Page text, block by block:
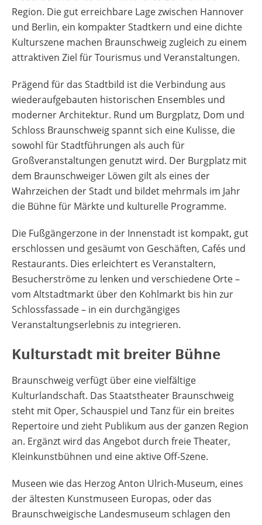
Veranstaltungserlebnis zu integrieren.
Kulturstadt mit breiter Bühne Braunschweig
verfügt über eine vielfältige
Kulturlandschaft. Das Staatstheater
und Tanz für ein breites Repertoire und zieht
Publikum aus der ganzen Region an. Ergänzt
wird das…
Region. Die gut erreichbare Lage zwischen Hannover
und Berlin, ein kompakter Stadtkern und eine dichte
Kulturszene machen Braunschweig zugleich zu einem
attraktiven Ziel für Tourismus und Veranstaltungen.
Prägend für das Stadtbild ist die Verbindung aus
wiederaufgebauten historischen Ensembles und
moderner Architektur. Rund um Burgplatz, Dom und
Schloss Braunschweig spannt sich eine Kulisse, die
sowohl für Stadtführungen als auch für
Großveranstaltungen genutzt wird. Der Burgplatz mit
dem Braunschweiger Löwen gilt als eines der
Wahrzeichen der Stadt und bildet mehrmals im Jahr
die Bühne für Märkte und kulturelle Programme.
Die Fußgängerzone in der Innenstadt ist kompakt, gut
erschlossen und gesäumt von Geschäften, Cafés und
Restaurants. Dies erleichtert es Veranstaltern,
Besucherströme zu lenken und verschiedene Orte –
vom Altstadtmarkt über den Kohlmarkt bis hin zur
Schlossfassade – in ein durchgängiges
Veranstaltungserlebnis zu integrieren.
Kulturstadt mit breiter Bühne
Braunschweig verfügt über eine vielfältige
Kulturlandschaft. Das Staatstheater Braunschweig
steht mit Oper, Schauspiel und Tanz für ein breites
Repertoire und zieht Publikum aus der ganzen Region
an. Ergänzt wird das Angebot durch freie Theater,
Kleinkunstbühnen und eine aktive Off-Szene.
Museen wie das Herzog Anton Ulrich-Museum, eines
der ältesten Kunstmuseen Europas, oder das
Braunschweigische Landesmuseum schlagen den